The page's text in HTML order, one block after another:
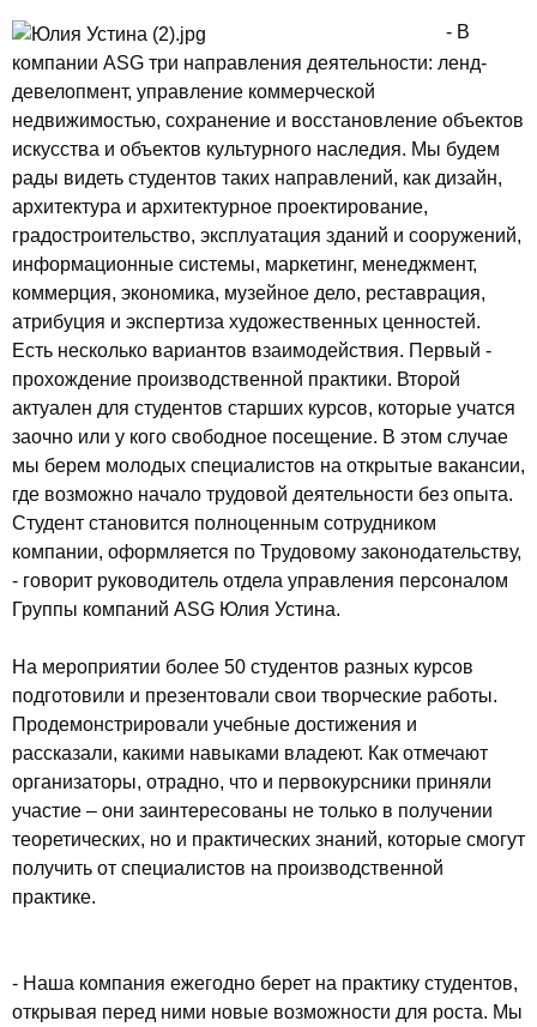
- В
компании ASG три направления деятельности: ленд-
девелопмент, управление коммерческой
недвижимостью, сохранение и восстановление объектов
искусства и объектов культурного наследия. Мы будем
рады видеть студентов таких направлений, как дизайн,
архитектура и архитектурное проектирование,
градостроительство, эксплуатация зданий и сооружений,
информационные системы, маркетинг, менеджмент,
коммерция, экономика, музейное дело, реставрация,
атрибуция и экспертиза художественных ценностей.
Есть несколько вариантов взаимодействия. Первый -
прохождение производственной практики. Второй
актуален для студентов старших курсов, которые учатся
заочно или у кого свободное посещение. В этом случае
мы берем молодых специалистов на открытые вакансии,
где возможно начало трудовой деятельности без опыта.
Студент становится полноценным сотрудником
компании, оформляется по Трудовому законодательству,
- говорит руководитель отдела управления персоналом
Группы компаний ASG Юлия Устина.
На мероприятии более 50 студентов разных курсов
подготовили и презентовали свои творческие работы.
Продемонстрировали учебные достижения и
рассказали, какими навыками владеют. Как отмечают
организаторы, отрадно, что и первокурсники приняли
участие – они заинтересованы не только в получении
теоретических, но и практических знаний, которые смогут
получить от специалистов на производственной
практике.
- Наша компания ежегодно берет на практику студентов,
открывая перед ними новые возможности для роста. Мы